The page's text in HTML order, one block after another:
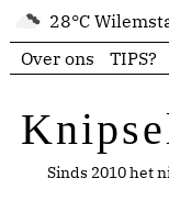
28°C
Over ons
TIPS?
Sinds 2010 het